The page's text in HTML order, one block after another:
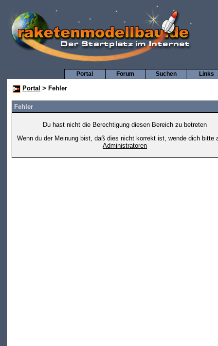
Links
Suchen
Forum
Portal
Portal > Fehler
Fehler
Du hast nicht die Berechtigung diesen Bereich zu betreten
Wenn du der Meinung bist, daß dies nicht korrekt ist, wende dich bitte
Administratoren